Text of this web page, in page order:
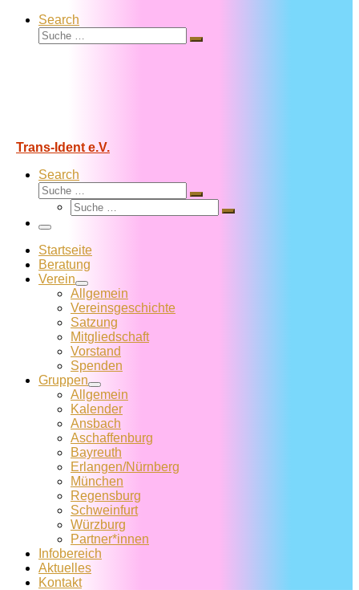
Search
Suche
Suche
Trans-Ident e.V.
Search
Suche
Suche
Suche
Suche
Menü
Startseite
Beratung
Verein
Allgemein
Vereins­geschichte
Satzung
Mitglied­schaft
Vorstand
Spenden
Gruppen
Allgemein
Kalender
Ansbach
Aschaffenburg
Bayreuth
Erlangen/Nürnberg
München
Regensburg
Schweinfurt
Würzburg
Partner*innen
Infobereich
Aktuelles
Kontakt